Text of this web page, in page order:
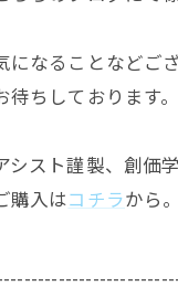
になることなどご
待ちしております。
シスト謹製、創価
購入はコチラから。